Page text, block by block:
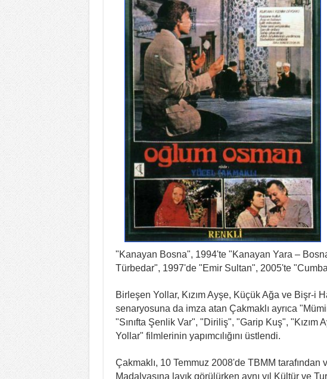
"Kanayan Bosna", 1994'te "Kanayan Yara –
Türbedar", 1997'de "Emir Sultan", 2005'te
Birleşen Yollar, Kızım Ayşe, Küçük Ağa ve Bişr-i
senaryosuna da imza atan Çakmaklı ayrıca
"Sınıfta Şenlik Var", "Diriliş", "Garip Kuş",
Yollar" filmlerinin yapımcılığını üstlendi.
Çakmaklı, 10 Temmuz 2008'de TBMM
Madalyasına layık görülürken aynı yıl Kültür ve